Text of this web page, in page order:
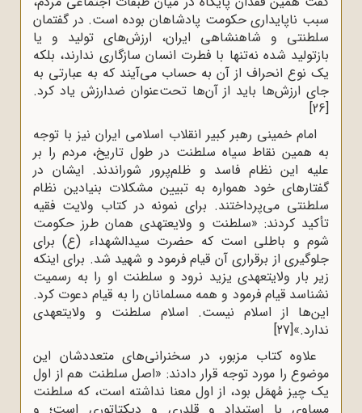
سبب ناپایداری حکومت پادشاهان بوده است. در گفتمان
سلطنتی و شاهنشاهی ایران، ارزش‌های تولید و یا
بازتولید شده نه‌تنها با فطرت انسان سازگاری ندارند، بلکه
یک نوع انحراف از آن به حساب می‌آیند که به عبارتی به
جای ارزش‌ها باید از آن‌ها تحت‌عنوان ضدارزش یاد کرد.
[26]
امام خمینی رهبر کبیر انقلاب اسلامی ایران نیز با توجه
به همین نقاط سیاه سلطنت در طول تاریخ، مردم را بر
علیه این نظام فاسد و ظلم‌پرور شوراندند. ایشان در
گفتارهای خود همواره به تبیین مشکلات بنیادین نظام
سلطنتی می‌پرداختند. برای نمونه در کتاب ولایت فقیه
تأکید کردند: «سلطنت و ولایعتهدی همان طرز حکومت
شوم و باطلی است که حضرت سیدالشهداء (ع) برای
جلوگیری از برقراری آن قیام فرمود و شهید شد. برای اینکه
زیر بار ولایتعهدی یزید نرود و سلطنت او را به رسمیت
نشناسد قیام فرمود و همه مسلمانان را به قیام دعوت کرد.
این‌ها از اسلام نیست. اسلام سلطنت و ولایتعهدی
ندارد.»[27]
علاوه کتاب مزبور، در سخنرانی‌های متعددشان این
موضوع را مورد توجه قرار دادند: «اصل سلطنت هم از اول
یک چیز مُهمَل بود، از اول‌‌ ‌‌معنا نداشته است، که سلطنت